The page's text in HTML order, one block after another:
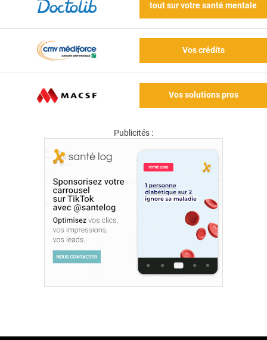
tout sur votre santé mentale
Vos crédits
Vos solutions pros
Publicités :